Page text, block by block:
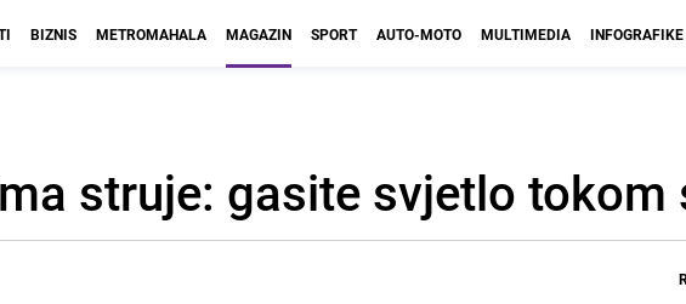
BIZNIS METROMAHALA MAGAZIN SPORT AUTO-MOTO MULTIMEDIA INFOGRAFIKE
struje: gasite svjetlo tokom